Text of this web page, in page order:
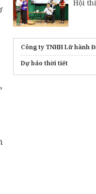
Hội
Công ty TNHH Lữ hành
Dự báo thời tiết